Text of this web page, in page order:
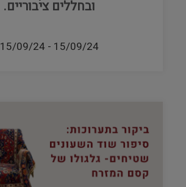
ובחללים ציבוריים.
15/09/24
-
15/09/24